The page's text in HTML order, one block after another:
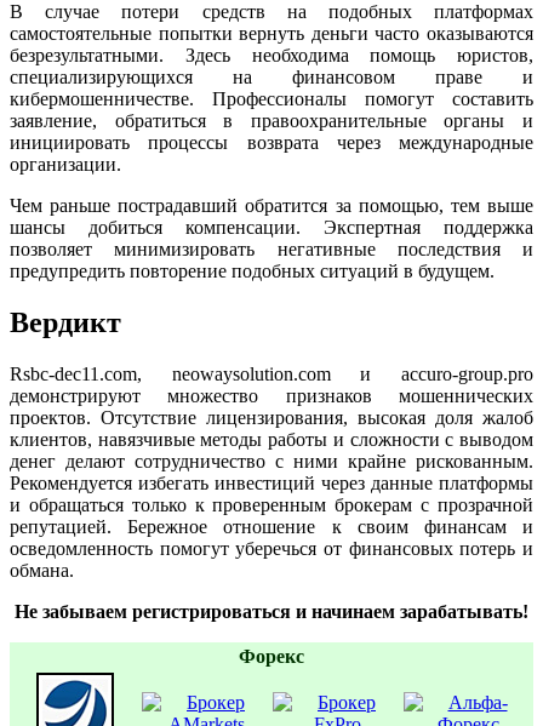
В случае потери средств на подобных платформах
самостоятельные попытки вернуть деньги часто оказываются
безрезультатными. Здесь необходима помощь юристов,
специализирующихся на финансовом праве и
кибермошенничестве. Профессионалы помогут составить
заявление, обратиться в правоохранительные органы и
инициировать процессы возврата через международные
организации.
Чем раньше пострадавший обратится за помощью, тем выше
шансы добиться компенсации. Экспертная поддержка
позволяет минимизировать негативные последствия и
предупредить повторение подобных ситуаций в будущем.
Вердикт
Rsbc-dec11.com, neowaysolution.com и accuro-group.pro
демонстрируют множество признаков мошеннических
проектов. Отсутствие лицензирования, высокая доля жалоб
клиентов, навязчивые методы работы и сложности с выводом
денег делают сотрудничество с ними крайне рискованным.
Рекомендуется избегать инвестиций через данные платформы
и обращаться только к проверенным брокерам с прозрачной
репутацией. Бережное отношение к своим финансам и
осведомленность помогут уберечься от финансовых потерь и
обмана.
Не забываем регистрироваться и начинаем зарабатывать!
Форекс